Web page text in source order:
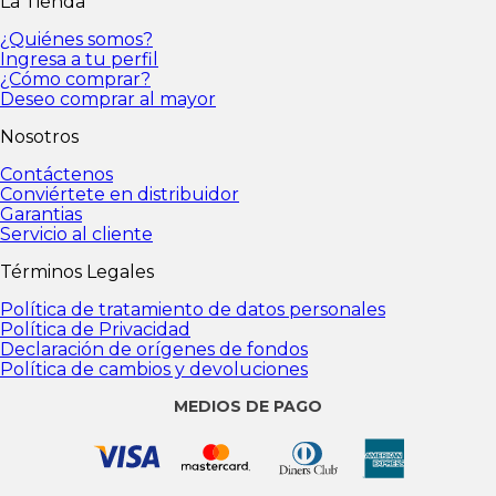
devoluciones
¿Quiénes somos?
Ingresa a tu perfil
¿Cómo comprar?
Deseo comprar al mayor
Nosotros
Contáctenos
Conviértete en distribuidor
Garantias
Servicio al cliente
Términos Legales
Política de tratamiento de datos personales
Política de Privacidad
Declaración de orígenes de fondos
Política de cambios y devoluciones
MEDIOS DE PAGO